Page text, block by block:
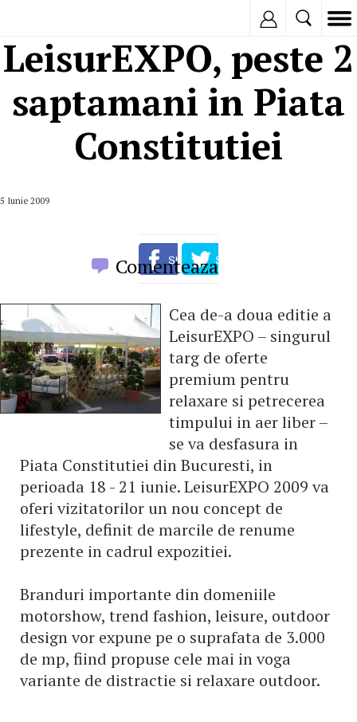
LeisurEXPO, peste 2
saptamani in Piata
Constitutiei
5 Iunie 2009
Comenteaza
Cea de-a doua editie a
LeisurEXPO – singurul
targ de oferte
premium pentru
relaxare si petrecerea
timpului in aer liber –
se va desfasura in
Piata Constitutiei din Bucuresti, in
perioada 18 - 21 iunie. LeisurEXPO 2009 va
oferi vizitatorilor un nou concept de
lifestyle, definit de marcile de renume
prezente in cadrul expozitiei.
Branduri importante din domeniile
motorshow, trend fashion, leisure, outdoor
design vor expune pe o suprafata de 3.000
de mp, fiind propuse cele mai in voga
variante de distractie si relaxare outdoor.